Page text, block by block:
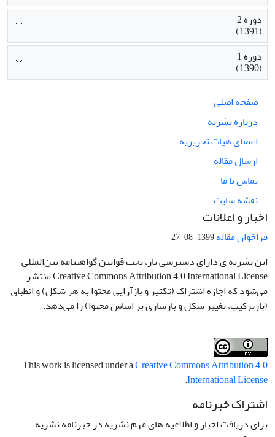
دوره 2
(1391)
دوره 1
(1390)
صفحه اصلی
درباره نشریه
اعضای هیات تحریریه
ارسال مقاله
تماس با ما
نقشه سایت
اخبار و اعلانات
فراخوان مقاله1399-08-27
این نشریه ی دارای دسترسی باز، تحت قوانین گواهینامه بین‌المللی
Creative Commons Attribution 4.0 International License منتشر
می‌شود که اجازه اشتراک (تکثیر و بازآرایی محتوا به هر شکل) و انطباق
(بازترکیب، تغییر شکل و بازسازی بر اساس محتوا) را می‌دهد.
This work is licensed under aCreative Commons Attribution 4.0
International License
.
اشتراک خبرنامه
برای دریافت اخبار و اطلاعیه های مهم نشریه در خبرنامه نشریه